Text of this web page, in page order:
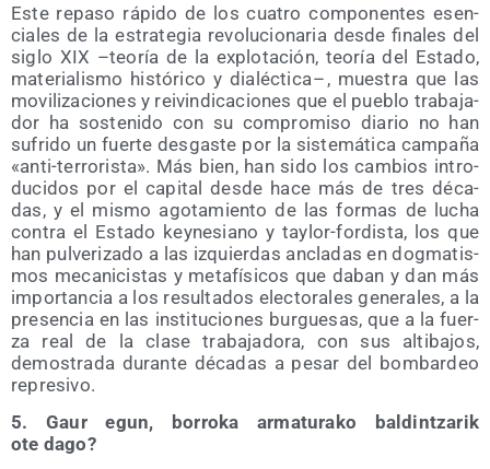
Este repa­so rápi­do de los cua­tro com­po­nen­tes esen­
cia­les de la estra­te­gia revo­lu­cio­na­ria des­de fina­les del
siglo XIX –teo­ría de la explo­ta­ción, teo­ría del Esta­do,
mate­ria­lis­mo his­tó­ri­co y dia­léc­ti­ca – , mues­tra que las
movi­li­za­cio­nes y rei­vin­di­ca­cio­nes que el pue­blo tra­ba­ja­
dor ha sos­te­ni­do con su com­pro­mi­so dia­rio no han
sufri­do un fuer­te des­gas­te por la sis­te­má­ti­ca cam­pa­ña
«anti-terro­ris­ta». Más bien, han sido los cam­bios intro­
du­ci­dos por el capi­tal des­de hace más de tres déca­
das, y el mis­mo ago­ta­mien­to de las for­mas de lucha
con­tra el Esta­do key­ne­siano y tay­lor-for­dis­ta, los que
han pul­ve­ri­za­do a las izquier­das ancla­das en dog­ma­tis­
mos meca­ni­cis­tas y meta­fí­si­cos que daban y dan más
impor­tan­cia a los resul­ta­dos elec­to­ra­les gene­ra­les, a la
pre­sen­cia en las ins­ti­tu­cio­nes bur­gue­sas, que a la fuer­
za real de la cla­se tra­ba­ja­do­ra, con sus alti­ba­jos,
demos­tra­da duran­te déca­das a pesar del bom­bar­deo
represivo.
5. Gaur egun, borro­ka arma­tu­ra­ko bal­din­tza­rik
ote dago?